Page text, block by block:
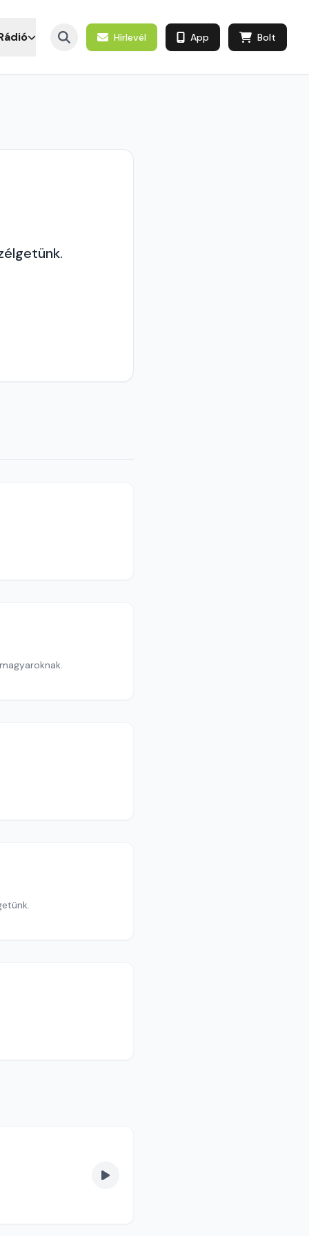
Hírlevél App Bolt